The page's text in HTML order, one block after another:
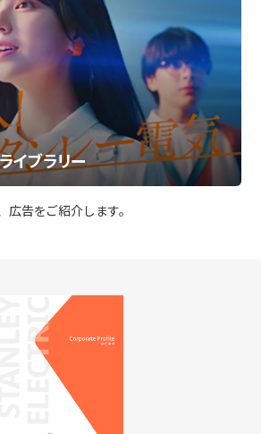
イブラリー
告をご紹介します。